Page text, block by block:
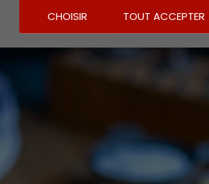
CHOISIR TOUT ACCEPTER